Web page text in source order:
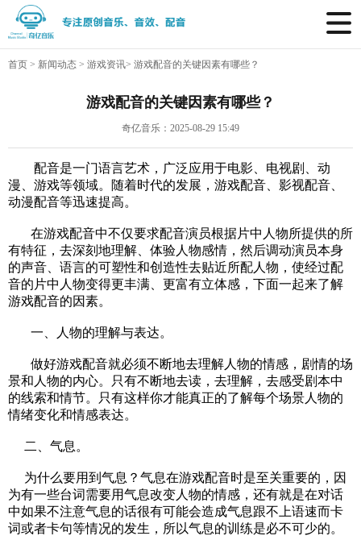
首页 > 新闻动态 > 游戏资讯> 游戏配音的关键因素有哪些？
游戏配音的关键因素有哪些？
奇亿音乐：2025-08-29 15:49
配音是一门语言艺术，广泛应用于电影、电视剧、动
漫、游戏等领域。随着时代的发展，游戏配音、影视配音、
动漫配音等迅速提高。
在游戏配音中不仅要求配音演员根据片中人物所提供的所
有特征，去深刻地理解、体验人物感情，然后调动演员本身
的声音、语言的可塑性和创造性去贴近所配人物，使经过配
音的片中人物变得更丰满、更富有立体感，下面一起来了解
游戏配音的因素。
一、人物的理解与表达。
做好游戏配音就必须不断地去理解人物的情感，剧情的场
景和人物的内心。只有不断地去读，去理解，去感受剧本中
的线索和情节。只有这样你才能真正的了解每个场景人物的
情绪变化和情感表达。
二、气息。
为什么要用到气息？气息在游戏配音时是至关重要的，因
为有一些台词需要用气息改变人物的情感，还有就是在对话
中如果不注意气息的话很有可能会造成气息跟不上语速而卡
词或者卡句等情况的发生，所以气息的训练是必不可少的。